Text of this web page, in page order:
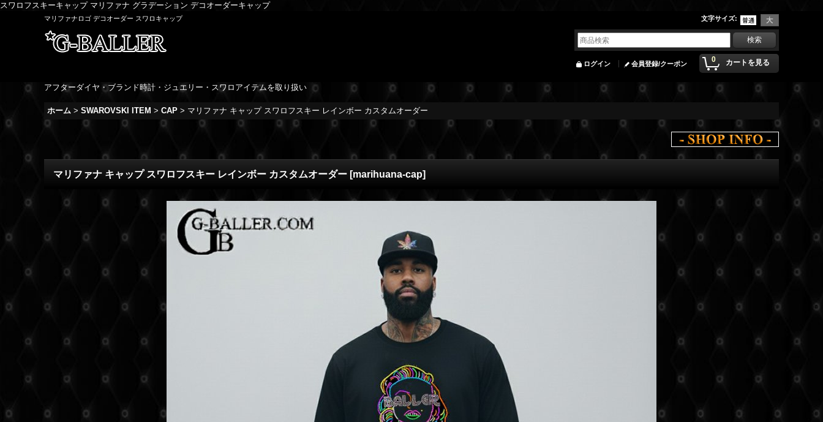
スワロフスキーキャップ マリファナ グラデーション デコオーダーキャップ
マリファナロゴ デコオーダー スワロキャップ 文字サイズ:
0 カートを見る
ログイン 会員登録/クーポン
アフターダイヤ・ブランド時計・ジュエリー・スワロアイテムを取り扱い
ホーム > SWAROVSKI ITEM > CAP > マリファナ キャップ スワロフスキー レインボー カスタムオーダー
マリファナ キャップ スワロフスキー レインボー カスタムオーダー [marihuana-cap]